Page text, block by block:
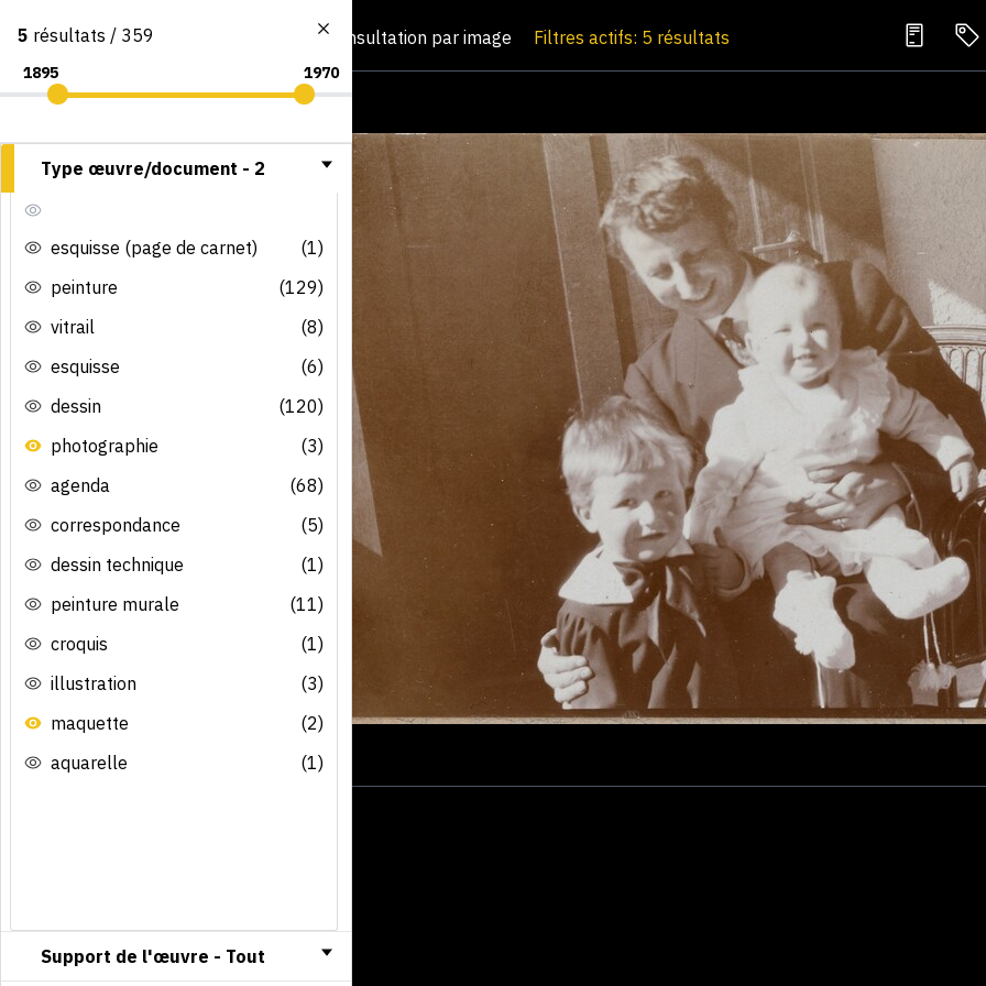
Consultation par image Filtres actifs: 5 résultats
5 résultats / 359
Type œuvre/document - 2
esquisse (page de carnet)
(1)
peinture
(129)
vitrail
(8)
esquisse
(6)
dessin
(120)
photographie
(3)
agenda
(68)
correspondance
(5)
dessin technique
(1)
peinture murale
(11)
croquis
(1)
illustration
(3)
maquette
(2)
aquarelle
(1)
Support de l'œuvre - Tout